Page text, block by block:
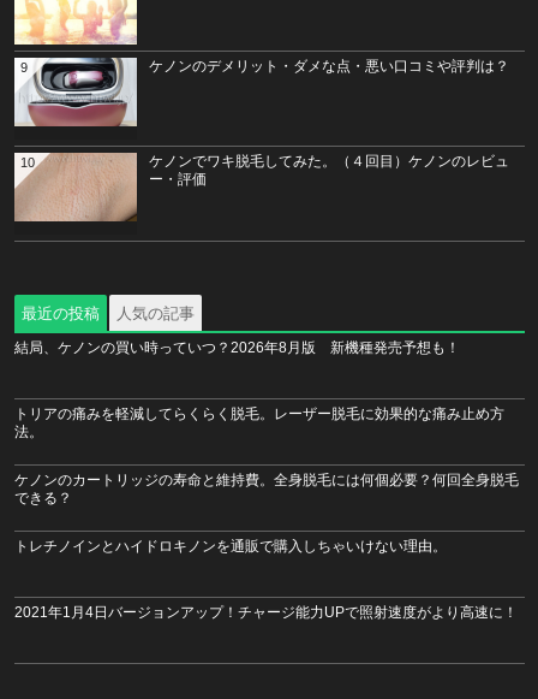
ケノンのデメリット・ダメな点・悪い口コミや評判は？
9
ケノンでワキ脱毛してみた。（４回目）ケノンのレビュ
ー・評価
10
最近の投稿 人気の記事
結局、ケノンの買い時っていつ？2026年8月版 新機種発売予想も！
トリアの痛みを軽減してらくらく脱毛。レーザー脱毛に効果的な痛み止め方
法。
ケノンのカートリッジの寿命と維持費。全身脱毛には何個必要？何回全身脱毛
できる？
トレチノインとハイドロキノンを通販で購入しちゃいけない理由。
2021年1月4日バージョンアップ！チャージ能力UPで照射速度がより高速に！